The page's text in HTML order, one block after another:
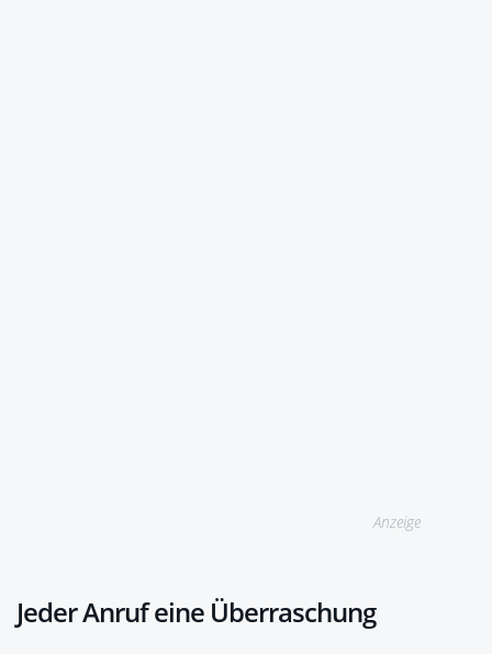
Anzeige
Jeder Anruf eine Überraschung